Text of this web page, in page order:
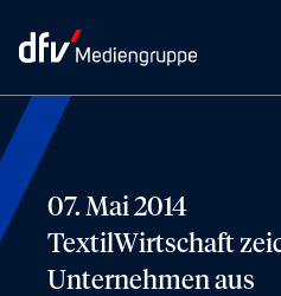
07. Mai 2014
TextilWirtschaft
Unternehmen aus